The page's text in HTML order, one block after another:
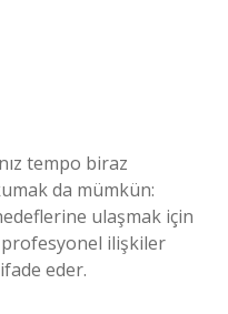
tempo biraz
da mümkün:
ulaşmak için
ilişkiler
eder.